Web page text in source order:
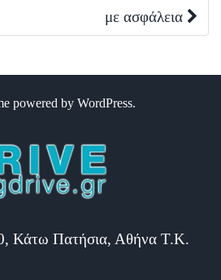
με ασφάλεια
powered by WordPress.
Κάτω Πατήσια, Αθήνα Τ.Κ.